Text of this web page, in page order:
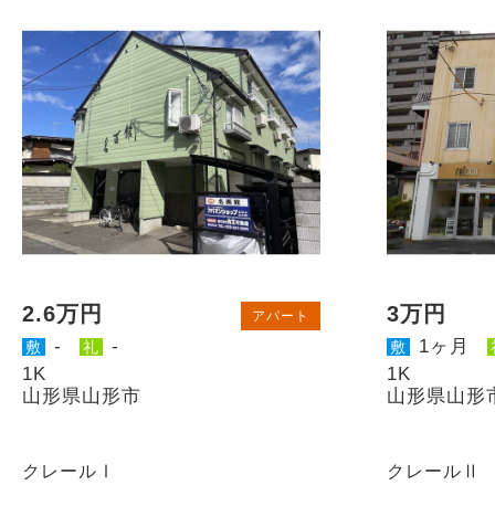
2.6万円 アパート
敷 - 礼
-
1K
山形県山形市
3万円
敷 1ヶ月
1K
山形県山形
クレールⅠ クレールⅡ